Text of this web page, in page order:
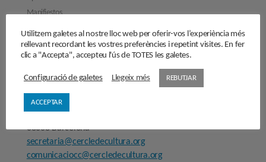
Manifiestos
Hazte socio/socia
Cercle de Cultura
Carrer Provença, 298
08008 Barcelona
secretaria@cercledecultura.org
comunicaciocc@cercledecultura.org
Utilitzem galetes al nostre lloc web per oferir-vos l’experiència més
rellevant recordant les vostres preferències i repetint visites. En fer
clic a "Accepta", accepteu l'ús de TOTES les galetes.
Configuració de galetes Llegeix més REBUTJAR
ACCEPTAR